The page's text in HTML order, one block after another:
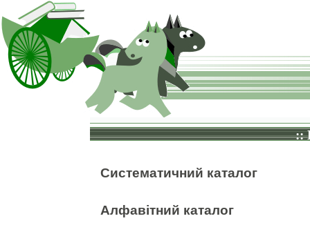
::
Систематичний каталог
Алфавітний каталог